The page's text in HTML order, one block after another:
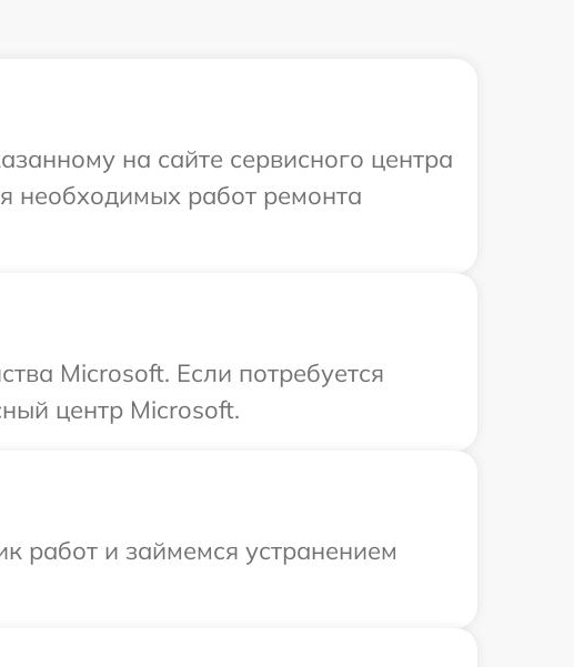
на сайте сервисного центра
необходимых работ ремонта
Microsoft. Если потребуется
центр Microsoft.
работ и займемся устранением